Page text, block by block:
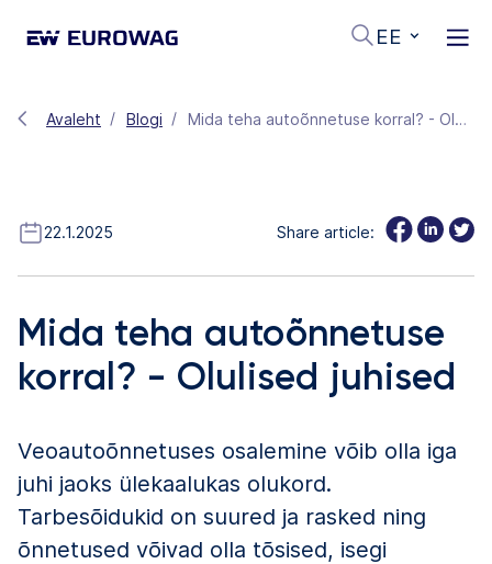
EE
Avaleht Blogi Mida teha autoõnnetuse korral? - Olulised juhised
22.1.2025 Share article:
Mida teha autoõnnetuse
korral? - Olulised juhised
Veoautoõnnetuses osalemine võib olla iga
juhi jaoks ülekaalukas olukord.
Tarbesõidukid on suured ja rasked ning
õnnetused võivad olla tõsised, isegi